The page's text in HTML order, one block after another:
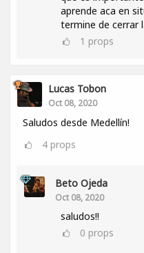
aprende aca en
termine de cerrar
1 props
Lucas Tobon
Oct 08, 2020
Saludos desde Medellín!
4 props
Beto Ojeda
Oct 08, 2020
saludos!!
0 props